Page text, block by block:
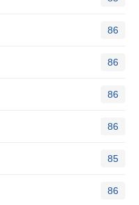
86
86
86
86
85
86